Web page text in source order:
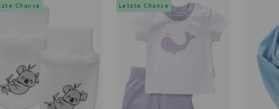
Chance Letzte Chance